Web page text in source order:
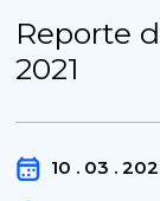
Reporte
2021
10 . 03 .